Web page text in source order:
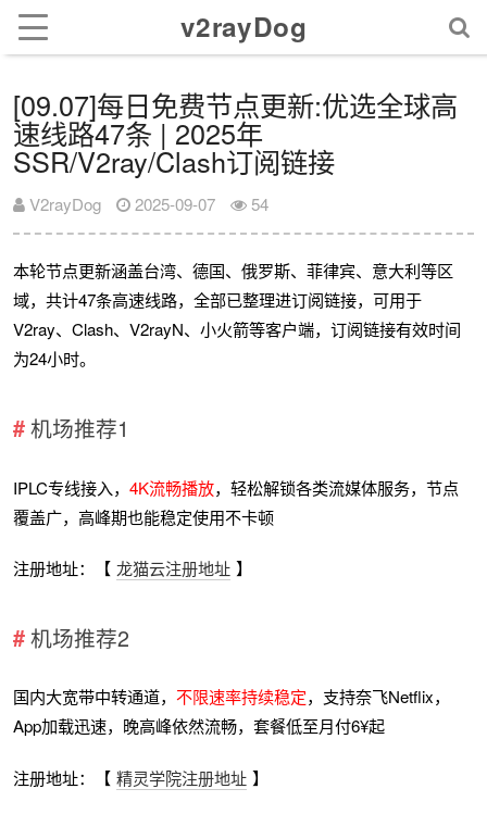
v2rayDog
[09.07]每日免费节点更新:优选全球高
速线路47条 | 2025年
SSR/V2ray/Clash订阅链接
V2rayDog 2025-09-07 54
本轮节点更新涵盖台湾、德国、俄罗斯、菲律宾、意大利等区
域，共计47条高速线路，全部已整理进订阅链接，可用于
V2ray、Clash、V2rayN、小火箭等客户端，订阅链接有效时间
为24小时。
机场推荐1
IPLC专线接入，4K流畅播放，轻松解锁各类流媒体服务，节点
覆盖广，高峰期也能稳定使用不卡顿
注册地址：【 龙猫云注册地址 】
机场推荐2
国内大宽带中转通道，不限速率持续稳定，支持奈飞Netflix，
App加载迅速，晚高峰依然流畅，套餐低至月付6¥起
注册地址：【 精灵学院注册地址 】